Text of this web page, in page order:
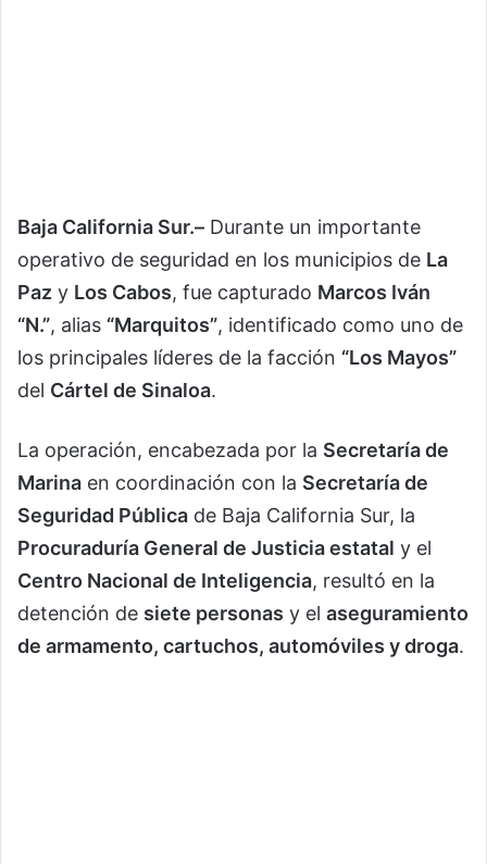
Baja California Sur.– Durante un importante
operativo de seguridad en los municipios de La
Paz y Los Cabos, fue capturado Marcos Iván
“N.”, alias “Marquitos”, identificado como uno de
los principales líderes de la facción “Los Mayos”
del Cártel de Sinaloa.
La operación, encabezada por la Secretaría de
Marina en coordinación con la Secretaría de
Seguridad Pública de Baja California Sur, la
Procuraduría General de Justicia estatal y el
Centro Nacional de Inteligencia, resultó en la
detención de siete personas y el aseguramiento
de armamento, cartuchos, automóviles y droga.